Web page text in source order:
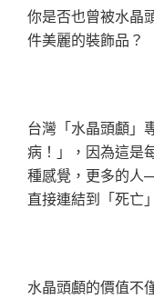
你是否也曾被水晶
件美麗的裝飾品？
台灣「水晶頭顱」
病！」，因為這是
種感覺，更多的人
直接連結到「死亡
水晶頭顱的價值不